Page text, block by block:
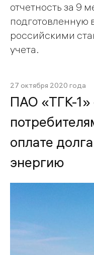
отчетность за 9
подготовленную
российскими
учета.
27 октября 2020 года
ПАО «ТГК-1»
оплате
энергию